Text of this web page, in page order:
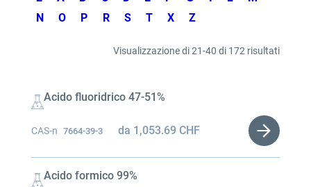
N
O P R S T X Z
Visualizzazione di 21-40 di 172 risultati
Acido fluoridrico 47-51%
CAS-n 7664-39-3 da 1,053.69CHF
Acido formico 99%